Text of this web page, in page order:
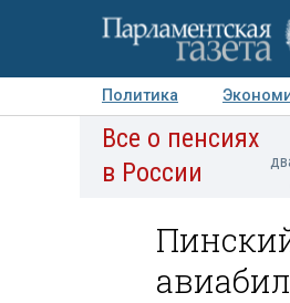
Политика
Авторы Персоны
Все о пенсиях
в России